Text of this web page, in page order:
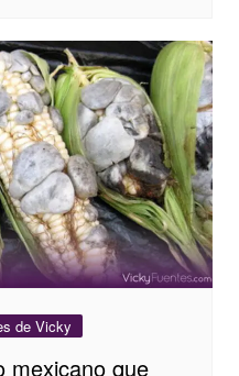
de Vicky
mexicano que